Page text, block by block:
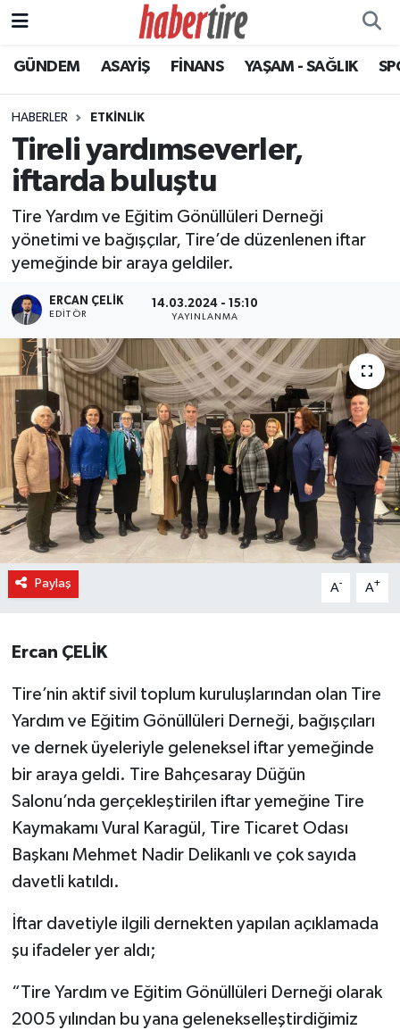
GÜNDEM ASAYİŞ FİNANS YAŞAM - SAĞLIK
HABERLER ETKİNLİK
Tireli yardımseverler,
iftarda buluştu
Tire Yardım ve Eğitim Gönüllüleri Derneği
yönetimi ve bağışçılar, Tire’de düzenlenen iftar
yemeğinde bir araya geldiler.
ERCAN ÇELIK
EDITÖR
14.03.2024 - 15:10
YAYINLANMA
Paylaş A- A+
Ercan ÇELİK
Tire’nin aktif sivil toplum kuruluşlarından olan Tire
Yardım ve Eğitim Gönüllüleri Derneği, bağışçıları
ve dernek üyeleriyle geleneksel iftar yemeğinde
bir araya geldi. Tire Bahçesaray Düğün
Salonu’nda gerçekleştirilen iftar yemeğine Tire
Kaymakamı Vural Karagül, Tire Ticaret Odası
Başkanı Mehmet Nadir Delikanlı ve çok sayıda
davetli katıldı.
İftar davetiyle ilgili dernekten yapılan açıklamada
şu ifadeler yer aldı;
“Tire Yardım ve Eğitim Gönüllüleri Derneği olarak
2005 yılından bu yana gelenekselleştirdiğimiz
Tire Nöbetçi Eczaneler
Tire Hava Durumu
Tire Trafik Yoğunluk Haritası
Tüm Manşetler
Son Dakika Haberleri
Haber Arşivi